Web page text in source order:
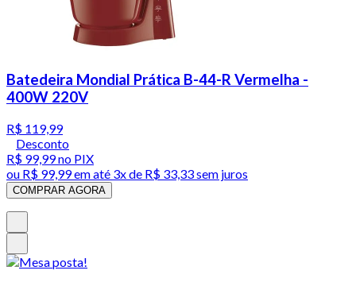
Batedeira Mondial Prática B-44-R Vermelha -
400W 220V
R$ 119,99
Desconto
R$ 99,99no PIX
ou R$ 99,99em até 3x de R$ 33,33 sem juros
COMPRAR AGORA